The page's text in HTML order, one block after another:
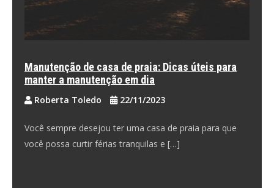
Manutenção de casa de praia: Dicas úteis para
manter a manutenção em dia
Roberta Toledo 22/11/2023
Você sempre desejou ter uma casa de praia para que
você possa curtir férias tranquilas e […]